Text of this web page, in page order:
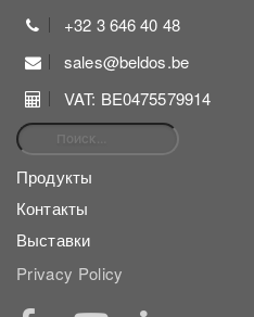
+32 3 646 40 48
sales@beldos.be
VAT: BE0475579914
Найти:
Продукты
Контакты
Выставки
Privacy Policy